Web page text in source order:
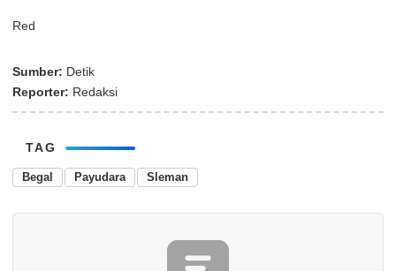
Red
Sumber: Detik
Reporter: Redaksi
TAG
Begal Payudara Sleman